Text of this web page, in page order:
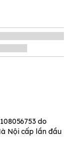
bật
nhai .
thực phẩm.
dinh dưỡng cần
do
Nội cấp lần đầu